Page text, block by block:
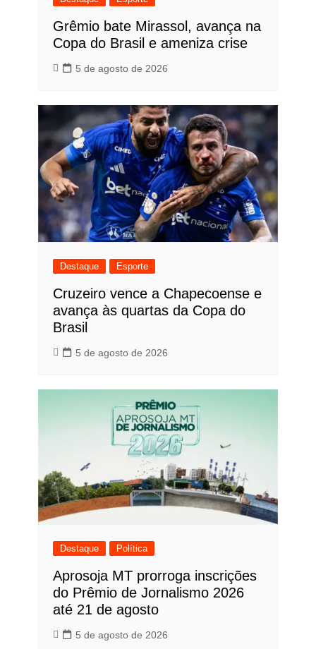
Grêmio bate Mirassol, avança na
Copa do Brasil e ameniza crise
5 de agosto de 2026
Destaque Esporte
Cruzeiro vence a Chapecoense e
avança às quartas da Copa do
Brasil
5 de agosto de 2026
Destaque Política
Aprosoja MT prorroga inscrições
do Prêmio de Jornalismo 2026
até 21 de agosto
5 de agosto de 2026